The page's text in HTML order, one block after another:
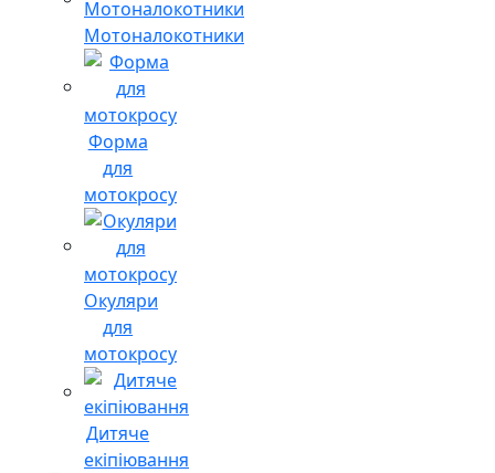
Мотоналокотники
Форма
для
мотокросу
Окуляри
для
мотокросу
Дитяче
екіпіювання